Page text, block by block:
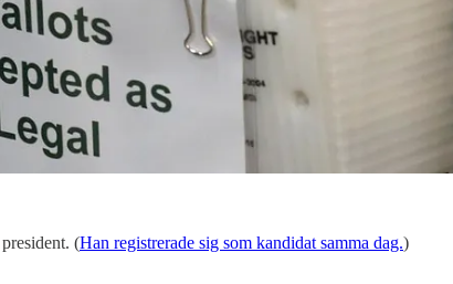
(Han registrerade sig som kandidat samma dag.)